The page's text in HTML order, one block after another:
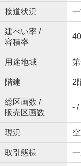
接道状況
建ぺい率 /
容積率
用途地域
階建 2
総区画数 /
販売区画数
- /
現況
取引態様